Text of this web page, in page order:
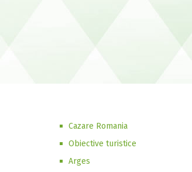
Cazare Romania
Obiective turistice
Arges